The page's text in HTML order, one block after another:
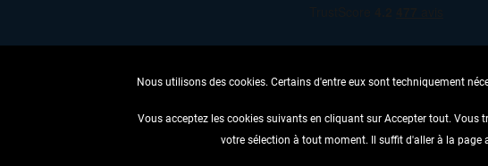
RENONCER AU CONTRAT ICI
Nous utilisons des cookies. Certains d'entre eux sont techniquement
Vous acceptez les cookies suivants en cliquant sur Accepter tout.
votre sélection à tout moment. Il suffit d'aller à la page